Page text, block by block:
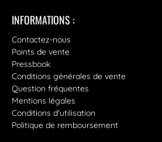
INFORMATIONS :
Contactez-nous
Points de vente
Pressbook
Conditions générales de vente
Question fréquentes
Mentions légales
Conditions d'utilisation
Politique de remboursement